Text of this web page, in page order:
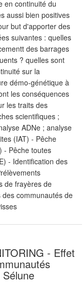
en continuité du
aussi bien positives
but d'apporter des
suivantes : quelles
des barrages
? quelles sont
sur la
démo-génétique à
les conséquences
les traits des
scientifiques ;
ADNe ; analyse
(IAT) - Pêche
- Pêche toutes
- Identification des
de frayères de
communautés de
- Effet